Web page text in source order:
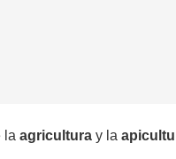
la agricultura y la